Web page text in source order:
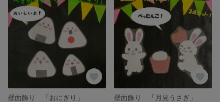
壁面飾り 「おにぎり」
壁面飾り 「月見うさぎ」